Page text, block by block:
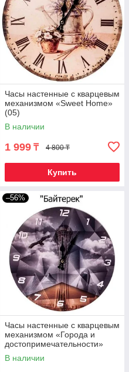
Часы настенные с кварцевым
механизмом «Sweet Home»
(05)
В наличии
1 999 ₸ 4 800 ₸
Купить
–56%
Часы настенные с кварцевым
механизмом «Города и
достопримечательности»
("Байтерек")
В наличии